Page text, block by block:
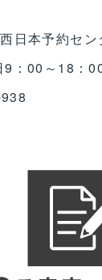
日本予約セン
：00～18：